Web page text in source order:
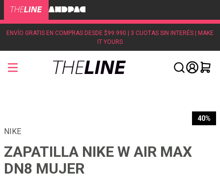
ENVÍO GRATIS EN COMPRAS DESDE $99.990 | 3 CUOTAS SIN INTERÉS | MAKE
IT YOURS
40%
NIKE
ZAPATILLA NIKE W AIR MAX
DN8 MUJER